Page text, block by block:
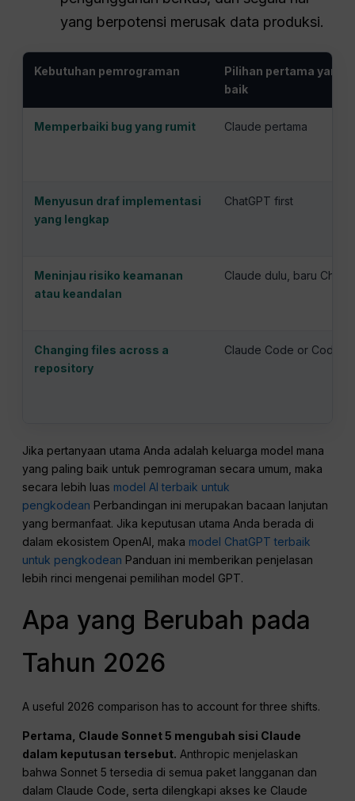
yang berpotensi merusak data produksi.
Kebutuhan pemrograman
Pilihan pertama yang
baik
Memperbaiki bug yang rumit Claude pertama
Menyusun draf implementasi
yang lengkap
ChatGPT first
Meninjau risiko keamanan
atau keandalan
Claude dulu, baru
Changing files across a
repository
Claude Code or Codex
Jika pertanyaan utama Anda adalah keluarga model mana
yang paling baik untuk pemrograman secara umum, maka
secara lebih luas model AI terbaik untuk
pengkodean Perbandingan ini merupakan bacaan lanjutan
yang bermanfaat. Jika keputusan utama Anda berada di
dalam ekosistem OpenAI, maka model ChatGPT terbaik
untuk pengkodean Panduan ini memberikan penjelasan
lebih rinci mengenai pemilihan model GPT.
Apa yang Berubah pada
Tahun 2026
A useful 2026 comparison has to account for three shifts.
Pertama, Claude Sonnet 5 mengubah sisi Claude
dalam keputusan tersebut. Anthropic menjelaskan
bahwa Sonnet 5 tersedia di semua paket langganan dan
dalam Claude Code, serta dilengkapi akses ke Claude